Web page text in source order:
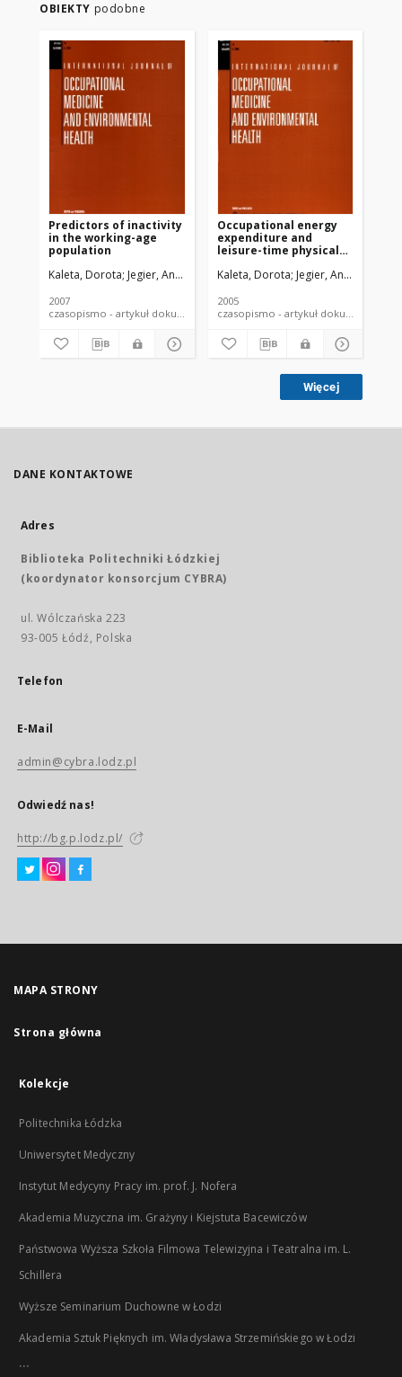
OBIEKTY podobne
Predictors of inactivity
in the working-age
population
Kaleta, Dorota Jegier, Anna
2007
czasopismo - artykuł dokument piśmienniczy
Occupational energy
expenditure and
leisure-time physical
Kaleta, Dorota Jegier, Anna
2005
czasopismo - artykuł
Więcej
DANE KONTAKTOWE
Adres
Biblioteka Politechniki Łódzkiej
(koordynator konsorcjum CYBRA)
ul. Wólczańska 223
93-005 Łódź, Polska
Telefon
E-Mail
admin@cybra.lodz.pl
Odwiedź nas!
http://bg.p.lodz.pl/
MAPA STRONY
Strona główna
Kolekcje
Politechnika Łódzka
Uniwersytet Medyczny
Instytut Medycyny Pracy im. prof. J. Nofera
Akademia Muzyczna im. Grażyny i Kiejstuta Bacewiczów
Państwowa Wyższa Szkoła Filmowa Telewizyjna i Teatralna im. L.
Schillera
Wyższe Seminarium Duchowne w Łodzi
Akademia Sztuk Pięknych im. Władysława Strzemińskiego w Łodzi
...